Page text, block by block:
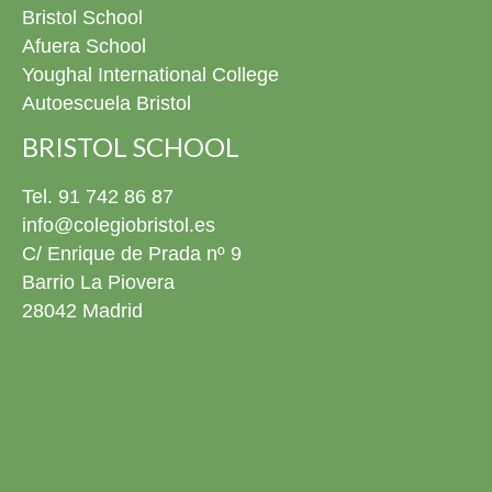
recuerdo y, cómo no, las canciones que prepararon con
tanta ilusión para este día. ¡Muchísimas felicidades a
todos nuestros graduados! Ya tenéis todas las fotos de
este día disponibles en la fototeca para revivirlo siempre
que queráis. 4º ESO El pasado viernes 22 de mayo nos
pusimos de gala para celebrar la graduación de nuestros
alumnos de 4º ESO. Estuvimos rodeados de familias,
amigos y profesores en un evento conmovedor donde no
montón cantando una canción juntos y disfrutamos
mucho viendo una presentación con sus mejores fotos y
recuerdos en el cole. Con este gran día, nuestros chicos
cierran una etapa increíble y se preparan para empezar
Bristol School
Afuera School
Youghal International College
Autoescuela Bristol
BRISTOL SCHOOL
Tel. 91 742 86 87
info@colegiobristol.es
C/ Enrique de Prada nº 9
Barrio La Piovera
28042 Madrid